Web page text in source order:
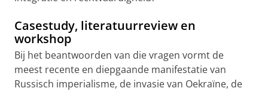
Casestudy, literatuurreview en
workshop
Bij het beantwoorden van die vragen vormt de
meest recente en diepgaande manifestatie van
Russisch imperialisme, de invasie van Oekraïne, de